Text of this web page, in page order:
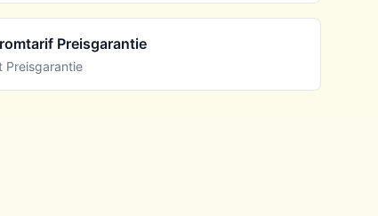
Preisgarantie
Preisgarantie